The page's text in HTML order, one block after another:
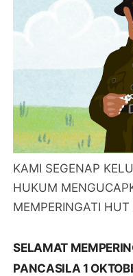
KAMI SEGENAP
HUKUM
MEMPERINGATI
SELAMAT
PANCASILA 1